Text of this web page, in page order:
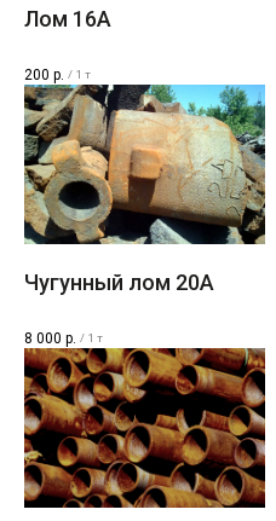
Лом 16A
200 р. / 1 т
Чугунный лом 20A
8 000 р. / 1 т